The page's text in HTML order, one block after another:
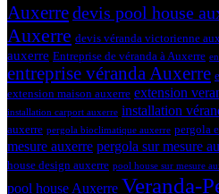
Auxerredevis pool house
Auxerre devis véranda victorienne
auxerre Entreprise de véranda à Auxerre
entreprise véranda Auxerre
extension maison auxerre extension
installation carport auxerre installation
auxerre pergola bioclimatique auxerre pergola
mesure auxerre pergola sur mesure
house design auxerre pool house sur mesure
pool house Auxerre Veranda-